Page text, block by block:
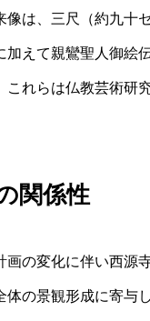
は、三尺（約九十
えて親鸞聖人御絵
れらは仏教芸術研
関係性
画の変化に伴い西源
の景観形成に寄与